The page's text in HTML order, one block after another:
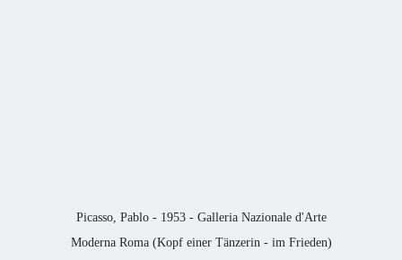
Picasso, Pablo - 1953 - Galleria Nazionale d'Arte
Moderna Roma (Kopf einer Tänzerin - im Frieden)